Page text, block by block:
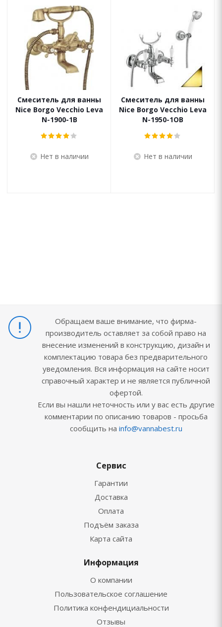
Смеситель для ванны
Nice Borgo Vecchio Leva
N-1900-1B
Нет в наличии
Смеситель для ванны
Nice Borgo Vecchio Leva
N-1950-1OB
Нет в наличии
Обращаем ваше внимание, что фирма-
производитель оставляет за собой право на
внесение изменений в конструкцию, дизайн и
комплектацию товара без предварительного
уведомления. Вся информация на сайте носит
справочный характер и не является публичной
офертой.
Если вы нашли неточность или у вас есть другие
комментарии по описанию товаров - просьба
сообщить на info@vannabest.ru
Сервис
Гарантии
Доставка
Оплата
Подъём заказа
Карта сайта
Информация
О компании
Пользовательское соглашение
Политика конфендициальности
Отзывы